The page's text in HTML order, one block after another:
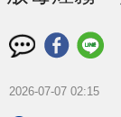
2026-07-07 02:15